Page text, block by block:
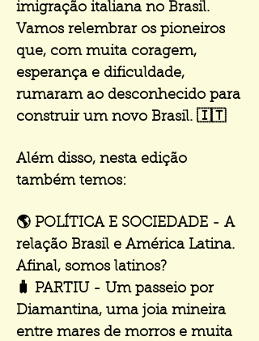
imigração italiana no Brasil.
Vamos relembrar os pioneiros
que, com muita coragem,
esperança e dificuldade,
rumaram ao desconhecido para
construir um novo Brasil. 🇮🇹
Além disso, nesta edição
também temos:
🌎 POLÍTICA E SOCIEDADE - A
relação Brasil e América Latina.
Afinal, somos latinos?
🧳 PARTIU - Um passeio por
Diamantina, uma joia mineira
entre mares de morros e muita